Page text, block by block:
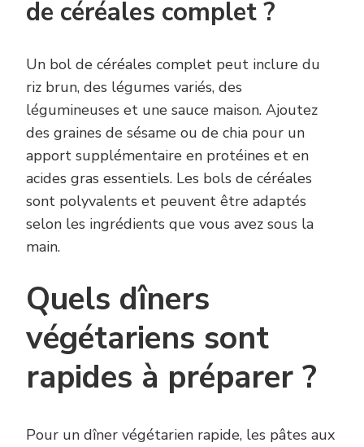
de céréales complet ?
Un bol de céréales complet peut inclure du
riz brun, des légumes variés, des
légumineuses et une sauce maison. Ajoutez
des graines de sésame ou de chia pour un
apport supplémentaire en protéines et en
acides gras essentiels. Les bols de céréales
sont polyvalents et peuvent être adaptés
selon les ingrédients que vous avez sous la
main.
Quels dîners
végétariens sont
rapides à préparer ?
Pour un dîner végétarien rapide, les pâtes aux